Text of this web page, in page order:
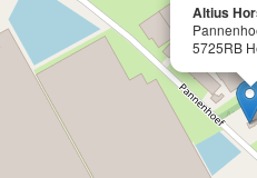
Altius
5725RB